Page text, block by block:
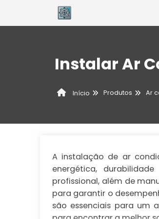
Instalar Ar
Início Produtos Ar
A instalação de ar
energética,
profissional, além de
para garantir o
são essenciais para um